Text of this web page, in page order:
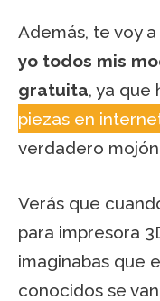
Además, te voy
yo todos mis
gratuita, ya que
piezas en
verdadero
Verás que
para impresora
imaginabas que
conocidos se